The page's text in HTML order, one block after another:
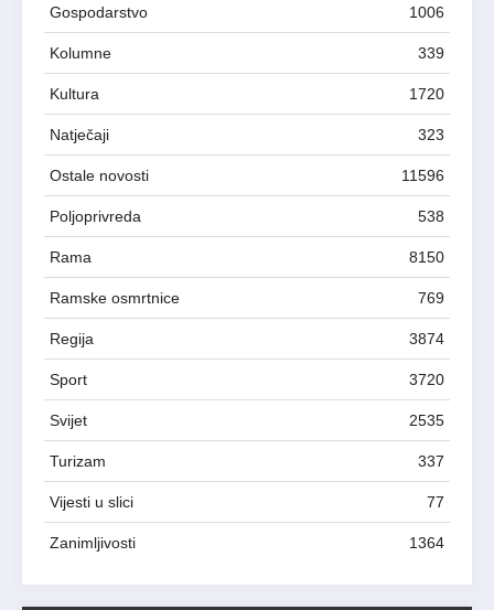
Gospodarstvo 1006
Kolumne 339
Kultura 1720
Natječaji 323
Ostale novosti 11596
Poljoprivreda 538
Rama 8150
Ramske osmrtnice 769
Regija 3874
Sport 3720
Svijet 2535
Turizam 337
Vijesti u slici 77
Zanimljivosti 1364